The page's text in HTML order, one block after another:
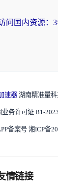
速器 湖南精准量科
务许可证 B1-
备案号 湘ICP备
情链接